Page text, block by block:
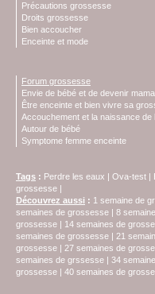
Précautions grossesse
Droits grossesse
Bien accoucher
Enceinte et mode
Forum grossesse
Envie de bébé et de devenir
Être enceinte et bien vivre sa
Accouchement et la naissance de
Autour de bébé
Symptome femme enceinte
Tags : Perdre les eaux | Ova-test |
grossesse |
Découvrez aussi : 1 semaine de
semaines de grossesse | 8
grossesse | 14 semaines de
semaines de grossesse | 21
grossesse | 27 semaines de
semaines de grssesse | 34
grossesse | 40 semaines de